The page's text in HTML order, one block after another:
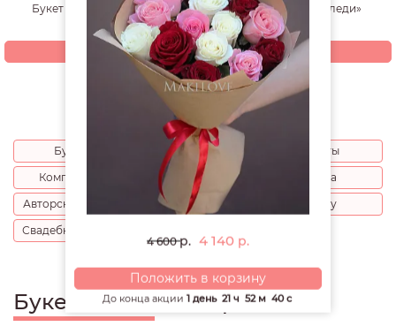
Букет «Ледяное сердце»
10 370 р.
Купить
Букет «Истинная леди»
9 000
Купить
Букеты Розы
Цветы
Композиции
Шляпные коробки
Цена
Авторские букеты
Поводы
Кому
Свадебные букеты
Букеты цветов с гортензией
4 600р. 4 140 р.
Положить в корзину
До конца акции 1 день 21 ч 52 м 39 с